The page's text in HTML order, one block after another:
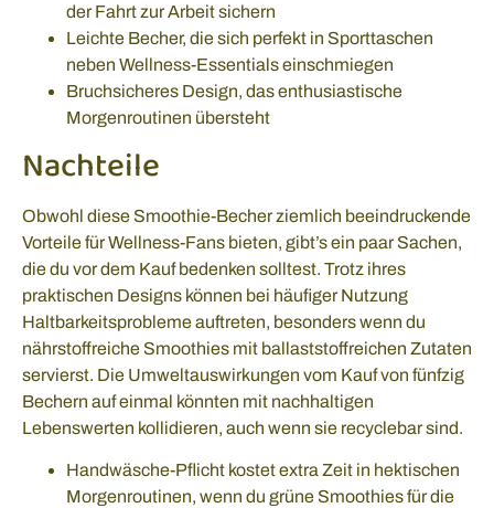
der Fahrt zur Arbeit sichern
Leichte Becher, die sich perfekt in Sporttaschen
neben Wellness-Essentials einschmiegen
Bruchsicheres Design, das enthusiastische
Morgenroutinen übersteht
Nachteile
Obwohl diese Smoothie-Becher ziemlich beeindruckende
Vorteile für Wellness-Fans bieten, gibt’s ein paar Sachen,
die du vor dem Kauf bedenken solltest. Trotz ihres
praktischen Designs können bei häufiger Nutzung
Haltbarkeitsprobleme auftreten, besonders wenn du
nährstoffreiche Smoothies mit ballaststoffreichen Zutaten
servierst. Die Umweltauswirkungen vom Kauf von fünfzig
Bechern auf einmal könnten mit nachhaltigen
Lebenswerten kollidieren, auch wenn sie recyclebar sind.
Handwäsche-Pflicht kostet extra Zeit in hektischen
Morgenroutinen, wenn du grüne Smoothies für die